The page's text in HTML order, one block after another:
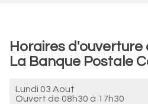
Horaires
La Banque Postale
Lundi 03 Aout
Ouvert de 08h30 à 17h30